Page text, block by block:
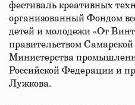
фестиваль креативных
организованный Фондом
детей и молодежи «От
правительством
Министерства
Российской Федерации и
Лужкова.